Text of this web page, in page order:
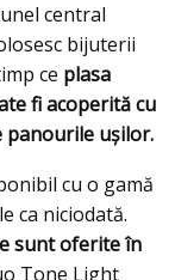
central
bijuterii
ce plasa
fi acoperită cu
panourile uşilor.
cu o gamă
ca niciodată.
sunt oferite în
Tone Light